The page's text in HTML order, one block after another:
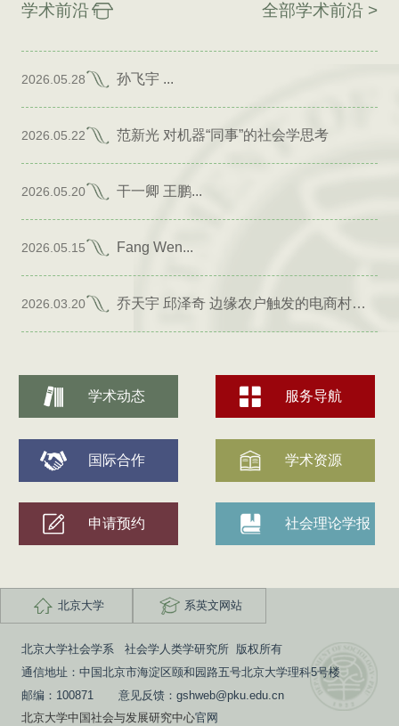
学术前沿 全部学术前沿 >
2026.05.28 孙飞宇 ...
2026.05.22 范新光 对机器“同事”的社会学思考
2026.05.20 干一卿 王鹏...
2026.05.15 Fang Wen...
2026.03.20 乔天宇 邱泽奇 边缘农户触发的电商村形成
学术动态 服务导航
国际合作 学术资源
申请预约 社会理论学报
北京大学 系英文网站
北京大学社会学系 社会学人类学研究所 版权所有
通信地址：中国北京市海淀区颐和园路五号北京大学理科5号楼
邮编：100871 意见反馈：gshweb@pku.edu.cn
北京大学中国社会与发展研究中心官网